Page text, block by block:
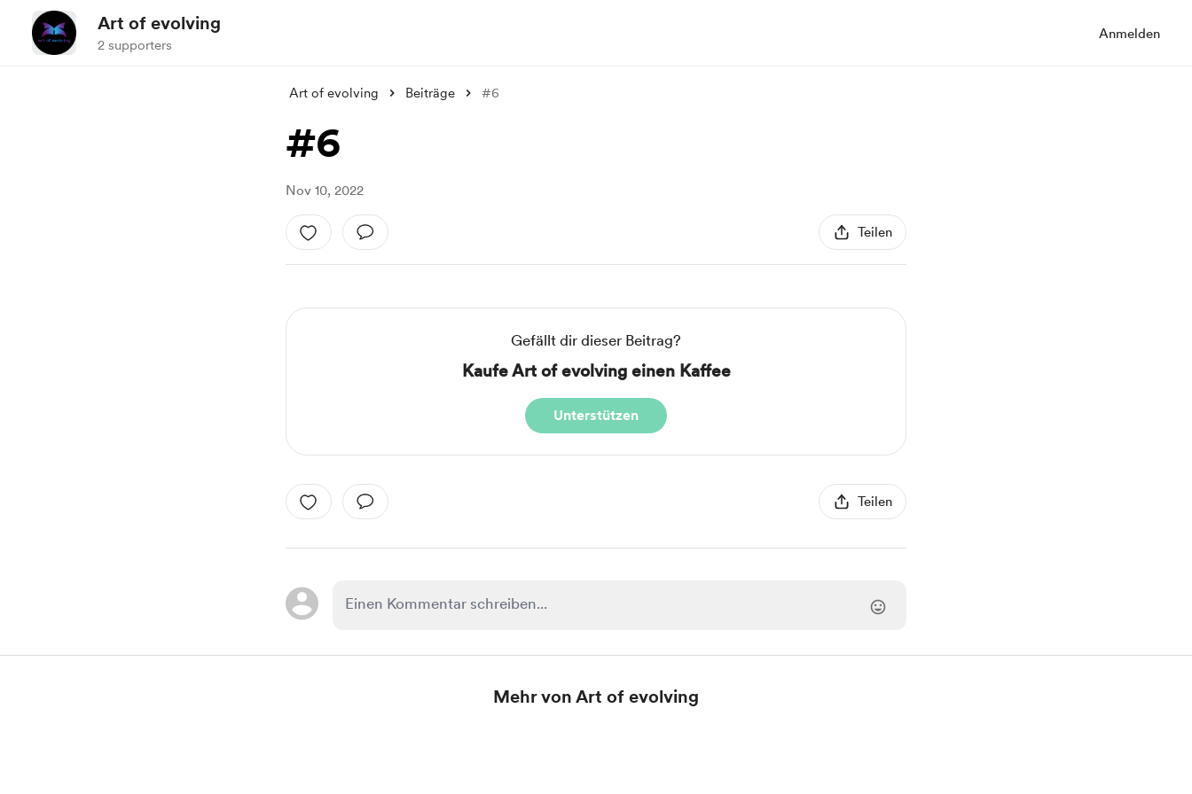
Art of evolving
2 supporters
Anmelden
Art of evolving Beiträge #6
#6
Nov 10, 2022
Teilen
Gefällt dir dieser Beitrag?
Kaufe Art of evolving einen Kaffee
Unterstützen
Teilen
Mehr von Art of evolving